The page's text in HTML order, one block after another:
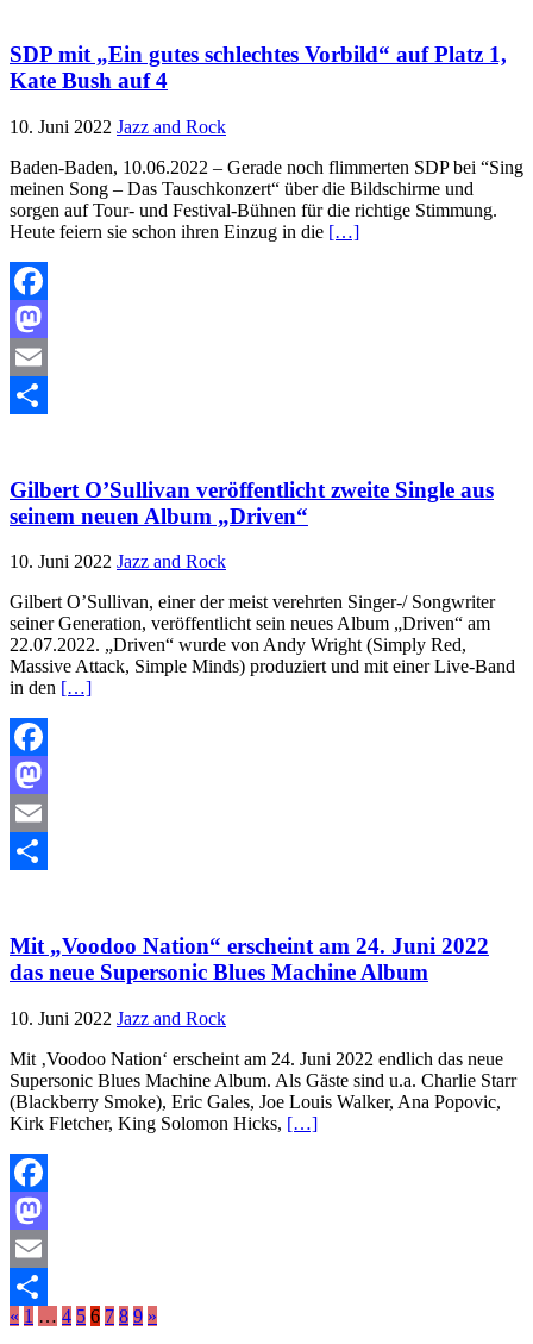
SDP mit „Ein gutes schlechtes Vorbild“ auf Platz 1,
Kate Bush auf 4
10. Juni 2022 Jazz and Rock
Baden-Baden, 10.06.2022 – Gerade noch flimmerten SDP bei “Sing
meinen Song – Das Tauschkonzert“ über die Bildschirme und
sorgen auf Tour- und Festival-Bühnen für die richtige Stimmung.
Heute feiern sie schon ihren Einzug in die […]
Facebook
Mastodon
Email
Gilbert O’Sullivan veröffentlicht zweite Single aus
seinem neuen Album „Driven“
10. Juni 2022 Jazz and Rock
Gilbert O’Sullivan, einer der meist verehrten Singer-/ Songwriter
seiner Generation, veröffentlicht sein neues Album „Driven“ am
22.07.2022. „Driven“ wurde von Andy Wright (Simply Red,
Massive Attack, Simple Minds) produziert und mit einer Live-Band
in den […]
Facebook
Mastodon
Email
Mit „Voodoo Nation“ erscheint am 24. Juni 2022
das neue Supersonic Blues Machine Album
10. Juni 2022 Jazz and Rock
Mit ‚Voodoo Nation‘ erscheint am 24. Juni 2022 endlich das neue
Supersonic Blues Machine Album. Als Gäste sind u.a. Charlie Starr
(Blackberry Smoke), Eric Gales, Joe Louis Walker, Ana Popovic,
Kirk Fletcher, King Solomon Hicks, […]
Facebook
Mastodon
Email
Teilen
« 1 … 4 5 6 7 8 9 »